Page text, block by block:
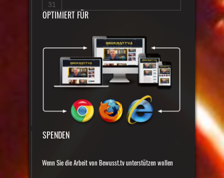
31
OPTIMIERT FÜR
SPENDEN
Wenn Sie die Arbeit von Bewusst.tv unterstützen wollen